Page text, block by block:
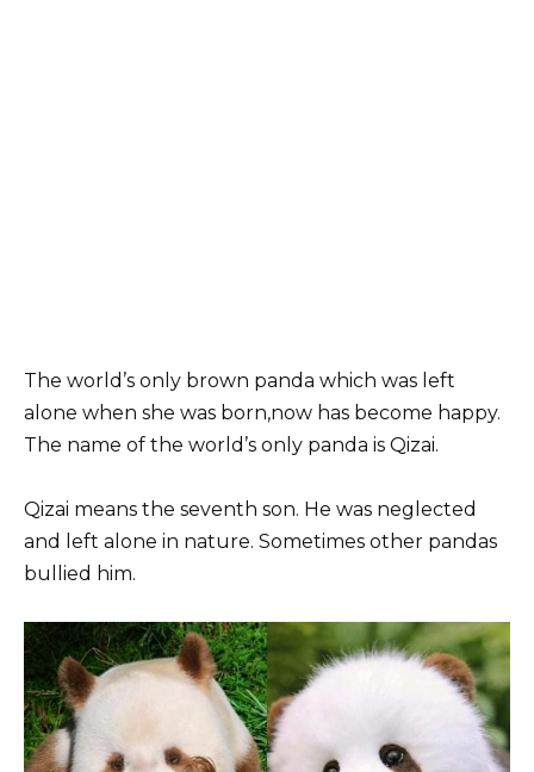
The world’s only brown panda which was left
alone when she was born,now has become happy.
The name of the world’s only panda is Qizai.
Qizai means the seventh son. He was neglected
and left alone in nature. Sometimes other pandas
bullied him.